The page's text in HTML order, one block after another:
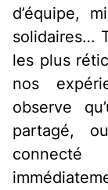
d’équipe,
solidaires…
les plus
nos
observe
partagé,